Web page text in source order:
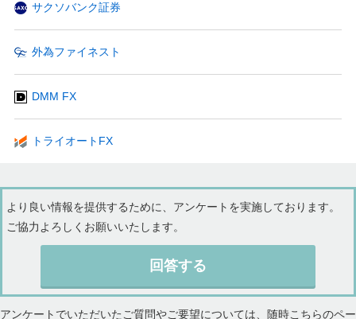
サクソバンク証券
外為ファイネスト
DMM FX
トライオートFX
より良い情報を提供するために、アンケートを実施しております。
ご協力よろしくお願いいたします。
回答する
アンケートでいただいたご質問やご要望については、随時こちらのペー